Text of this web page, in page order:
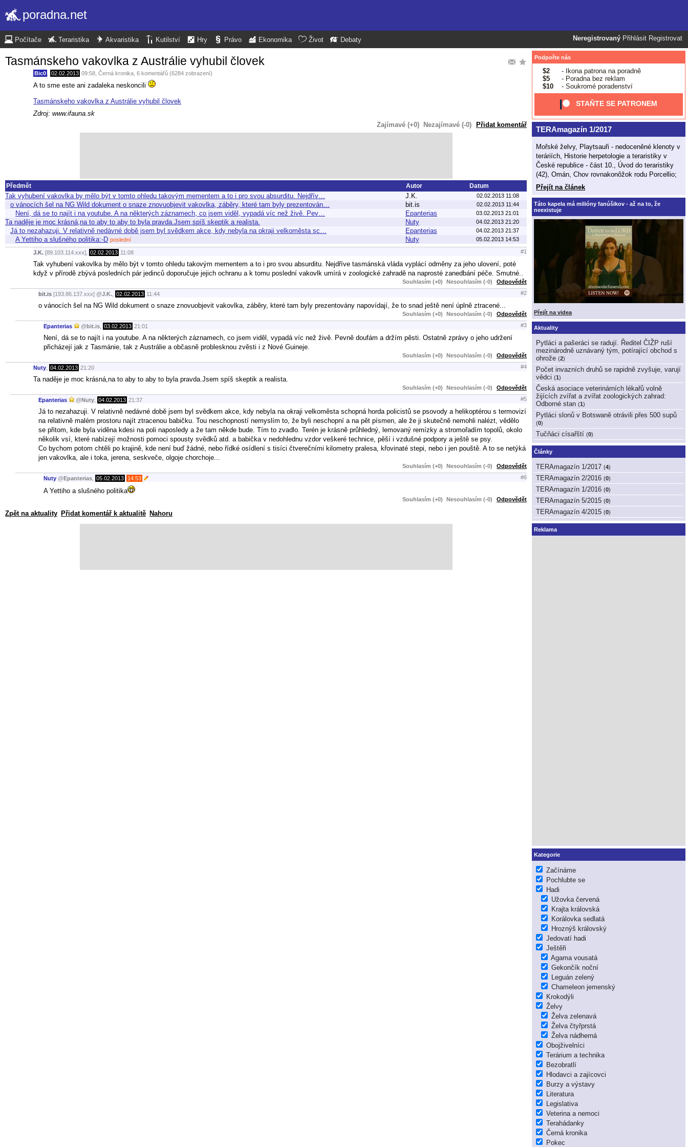
poradna.net
Neregistrovaný Přihlásit Registrovat
Počítače Teraristika Akvaristika Kutilství Hry Právo Ekonomika Život Debaty
Tasmánskeho vakovlka z Austrálie vyhubil človek
Bic0 02.02.2013 09:58 Černá kronika , 6 komentářů (6284 zobrazení)
A to sme este ani zadaleka neskoncili
Tasmánskeho vakovlka z Austrálie vyhubil človek
Zdroj: www.ifauna.sk
Zajímavé (+0)
Nezajímavé (-0) Přidat komentář
Předmět Autor Datum
Tak vyhubení vakovlka by mělo být v tomto ohledu takovým mementem a to i pro svou absurditu. Nejdřív… J.K. 02.02.2013 11:08
o vánocích šel na NG Wild dokument o snaze znovuobjevit vakovlka, záběry, které tam byly prezentován… bit.is 02.02.2013 11:44
Není, dá se to najít i na youtube. A na některých záznamech, co jsem viděl, vypadá víc než živě. Pev… Epanterias 03.02.2013 21:01
Ta naděje je moc krásná,na to aby to aby to byla pravda.Jsem spíš skeptik a realista. Nuty 04.02.2013 21:20
Já to nezahazuji. V relativně nedávné době jsem byl svědkem akce, kdy nebyla na okraji velkoměsta sc… Epanterias 04.02.2013 21:37
A Yettiho a slušného politika:-D poslední Nuty 05.02.2013 14:53
J.K. [89.103.114.xxx], 02.02.2013 11:08 #1
Tak vyhubení vakovlka by mělo být v tomto ohledu takovým mementem a to i pro svou absurditu. Nejdříve tasmánská vláda vyplácí odměny za jeho ulovení, poté
když v přírodě zbývá posledních pár jedinců doporučuje jejich ochranu a k tomu poslední vakovlk umírá v zoologické zahradě na naprosté zanedbání péče. Smutné..
Souhlasím (+0) Nesouhlasím (-0) Odpovědět
bit.is [193.86.137.xxx] @J.K. 02.02.2013 11:44 #2
o vánocích šel na NG Wild dokument o snaze znovuobjevit vakovlka, záběry, které tam byly prezentovány napovídají, že to snad ještě není úplně ztracené...
Souhlasím (+0) Nesouhlasím (-0) Odpovědět
Epanterias @bit.is 03.02.2013 21:01 #3
Není, dá se to najít i na youtube. A na některých záznamech, co jsem viděl, vypadá víc než živě. Pevně doufám a držím pěsti. Ostatně zprávy o jeho udržení
přicházejí jak z Tasmánie, tak z Austrálie a občasně problesknou zvěsti i z Nové Guineje.
Souhlasím (+0) Nesouhlasím (-0) Odpovědět
Nuty 04.02.2013 21:20 #4
Ta naděje je moc krásná,na to aby to aby to byla pravda.Jsem spíš skeptik a realista.
Souhlasím (+0) Nesouhlasím (-0) Odpovědět
Epanterias @Nuty 04.02.2013 21:37 #5
Já to nezahazuji. V relativně nedávné době jsem byl svědkem akce, kdy nebyla na okraji velkoměsta schopná horda policistů se psovody a helikoptérou s termovizí
na relativně malém prostoru najít ztracenou babičku. Tou neschopností nemyslím to, že byli neschopní a na pět písmen, ale že ji skutečně nemohli nalézt, vědělo
se přitom, kde byla viděna kdesi na poli naposledy a že tam někde bude. Tím to zvadlo. Terén je krásně průhledný, lemovaný remízky a stromořadím topolů, okolo
několik vsí, které nabízejí možnosti pomoci spousty svědků atd. a babička v nedohlednu vzdor veškeré technice, pěší i vzdušné podpory a ještě se psy.
Co bychom potom chtěli po krajině, kde není buď žádné, nebo řídké osídlení s tisíci čtverečními kilometry pralesa, křovinaté stepi, nebo i jen pouště. A to se netýká
jen vakovlka, ale i toka, jerena, seskveče, olgoje chorchoje...
Souhlasím (+0) Nesouhlasím (-0) Odpovědět
Nuty @Epanterias 05.02.2013 14:53 #6
A Yettiho a slušného politika
Souhlasím (+0) Nesouhlasím (-0) Odpovědět
Zpět na aktuality Přidat komentář k aktualitě Nahoru
Podpořte nás
$2
- Ikona patrona na poradně
$5
- Poradna bez reklam
$10
- Soukromé poradenství
STAŇTE SE PATRONEM
TERAmagazín 1/2017
Mořské želvy, Playtsauři - nedoceněné klenoty v
teráriích, Historie herpetologie a teraristiky v
České republice - část 10., Úvod do teraristiky
(42), Omán, Chov rovnakonôžok rodu Porcellio;
Přejít na článek
Táto kapela má milióny fanúšikov - až na to, že
neexistuje
Přejít na videa
Aktuality
Pytláci a pašeráci se radují. Ředitel ČIŽP ruší
mezinárodně uznávaný tým, potírající obchod s
ohrože (2)
Počet invazních druhů se rapidně zvyšuje, varují
vědci (1)
Česká asociace veterinárních lékařů volně
žijících zvířat a zvířat zoologických zahrad:
Odborné stan (1)
Pytláci slonů v Botswaně otrávili přes 500 supů
(0)
Tučňáci císařští (0)
Články
TERAmagazín 1/2017 (4)
TERAmagazín 2/2016 (0)
TERAmagazín 1/2016 (0)
TERAmagazín 5/2015 (0)
TERAmagazín 4/2015 (0)
Reklama
Kategorie
Začínáme
Pochlubte se
Hadi
Užovka červená
Krajta královská
Korálovka sedlatá
Hroznýš královský
Jedovatí hadi
Ještěři
Agama vousatá
Gekončík noční
Leguán zelený
Chameleon jemenský
Krokodýli
Želvy
Želva zelenavá
Želva čtyřprstá
Želva nádherná
Obojživelníci
Terárium a technika
Bezobratlí
Hlodavci a zajícovci
Burzy a výstavy
Literatura
Legislativa
Veterina a nemoci
Terahádanky
Černá kronika
Pokec